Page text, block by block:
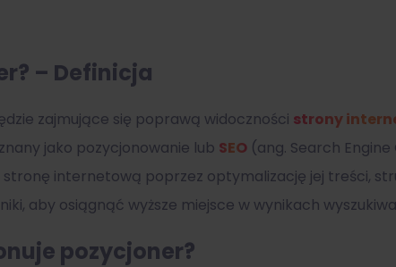
– Definicja
zajmujące się poprawą widoczności strony
jako pozycjonowanie lub SEO (ang. Search
internetową poprzez optymalizację jej treści,
aby osiągnąć wyższe miejsce w wynikach
pozycjoner?